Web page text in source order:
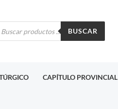
BUSCAR
CAPÍTULO PROVINCIAL